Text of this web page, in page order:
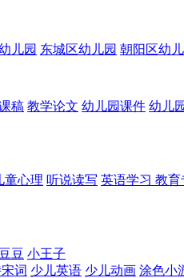
儿园 东城区幼儿园 朝阳区幼
稿 教学论文 幼儿园课件 幼儿
童心理 听说读写 英语学习 教育
豆 小王子
词 少儿英语 少儿动画 涂色小